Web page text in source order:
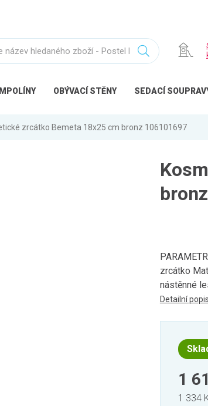
OBÝVACÍ STĚNY SEDACÍ
zrcátko Bemeta 18x25 cm bronz 106101697
zrcátko
nástěnné
Detailní popis
1
1 334